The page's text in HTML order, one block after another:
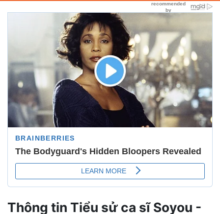
Thông tin Tiểu sử ca sĩ Soyou -